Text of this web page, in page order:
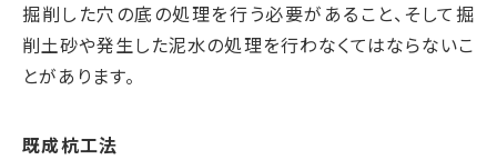
掘削した穴の底の処理を行う必要があること、そして掘
削土砂や発生した泥水の処理を行わなくてはならないこ
とがあります。
既成杭工法